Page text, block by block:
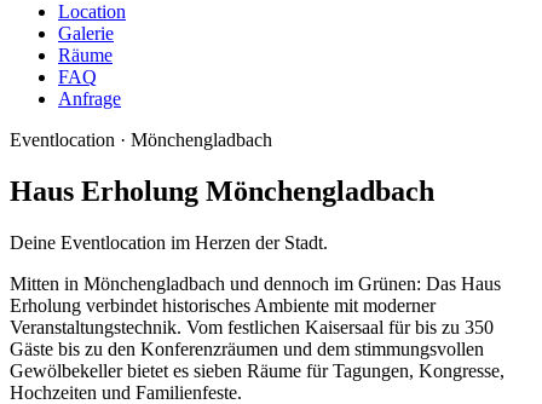
Location
Galerie
Räume
FAQ
Anfrage
Eventlocation · Mönchengladbach
Haus Erholung Mönchengladbach
Deine Eventlocation im Herzen der Stadt.
Mitten in Mönchengladbach und dennoch im Grünen: Das Haus
Erholung verbindet historisches Ambiente mit moderner
Veranstaltungstechnik. Vom festlichen Kaisersaal für bis zu 350
Gäste bis zu den Konferenzräumen und dem stimmungsvollen
Gewölbekeller bietet es sieben Räume für Tagungen, Kongresse,
Hochzeiten und Familienfeste.